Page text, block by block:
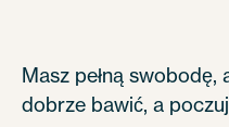
Masz pełną swobodę,
dobrze bawić, a